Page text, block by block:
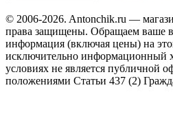
© 2006-2026. Antonchik.ru —
права защищены. Обращаем ваше
информация (включая цены) на
исключительно информационный
условиях не является публичной
положениями Статьи 437 (2)